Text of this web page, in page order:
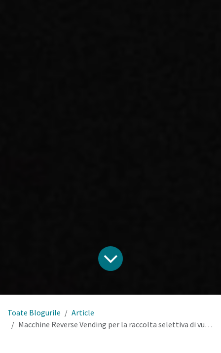
Toate Blogurile
Article
Macchine Reverse Vending per la raccolta selettiva di vuoti.